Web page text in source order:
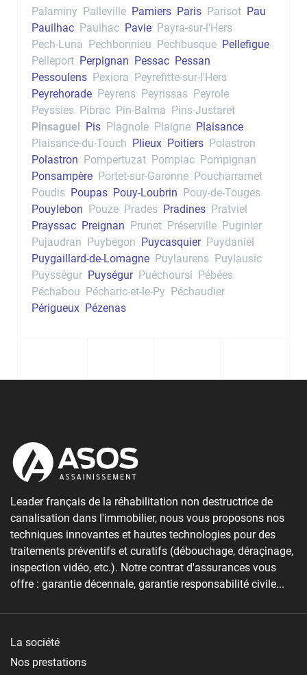
Palaminy Palleville Pamiers Paris Parisot Pau
Pauilhac Paulhac Pavie Payra-sur-l'Hers
Pech-Luna Pechbonnieu Pechbusque Pellefigue
Pelleport Perpignan Pessac Pessan
Pessoulens Pexiora Peyrefitte-sur-l'Hers
Peyrehorade Peyrens Peyrissas Peyrole
Peyssies Pibrac Pin-Balma Pins-Justaret
Pinsaguel Pis Plagnole Plaigne Plaisance
Plaisance-du-Touch Plieux Poitiers Polastron
Polastron Pompertuzat Pompiac Pompignan
Ponsampère Portet-sur-Garonne Poucharramet
Poudis Poupas Pouy-Loubrin Pouy-de-Touges
Pouylebon Pouze Prades Pradines Pratviel
Prayssac Preignan Prunet Préserville Puginier
Pujaudran Puybegon Puycasquier Puydaniel
Puygaillard-de-Lomagne Puylaurens Puylausic
Puysségur Puységur Puéchoursi Pébées
Péchabou Pécharic-et-le-Py Péchaudier
Périgueux Pézenas
Leader français de la réhabilitation non destructrice de
canalisation dans l'immobilier, nous vous proposons nos
techniques innovantes et hautes technologies pour des
traitements préventifs et curatifs (débouchage, déraçinage,
inspection vidéo, etc.). Notre contrat d'assurances vous
offre : garantie décennale, garantie responsabilité civile...
La société
Nos prestations